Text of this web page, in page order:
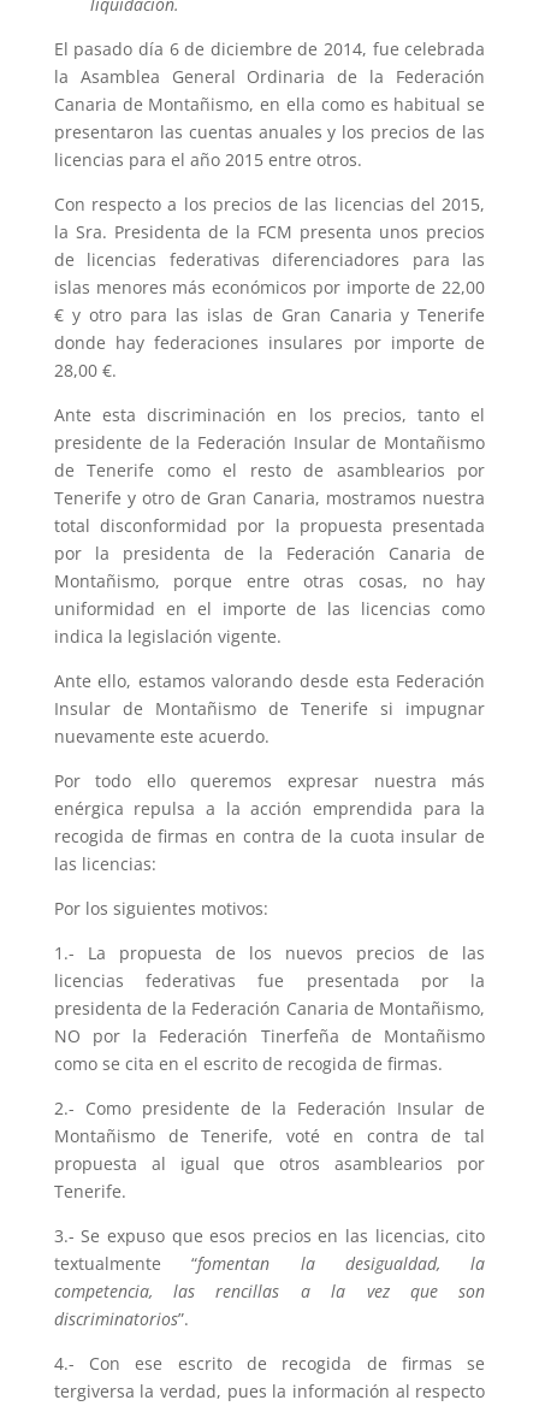
El pasado día 6 de diciembre de 2014, fue celebrada
la Asamblea General Ordinaria de la Federación
Canaria de Montañismo, en ella como es habitual se
presentaron las cuentas anuales y los precios de las
licencias para el año 2015 entre otros.
Con respecto a los precios de las licencias del 2015,
la Sra. Presidenta de la FCM presenta unos precios
de licencias federativas diferenciadores para las
islas menores más económicos por importe de 22,00
€ y otro para las islas de Gran Canaria y Tenerife
donde hay federaciones insulares por importe de
28,00 €.
Ante esta discriminación en los precios, tanto el
presidente de la Federación Insular de Montañismo
de Tenerife como el resto de asamblearios por
Tenerife y otro de Gran Canaria, mostramos nuestra
total disconformidad por la propuesta presentada
por la presidenta de la Federación Canaria de
Montañismo, porque entre otras cosas, no hay
uniformidad en el importe de las licencias como
indica la legislación vigente.
Ante ello, estamos valorando desde esta Federación
Insular de Montañismo de Tenerife si impugnar
nuevamente este acuerdo.
Por todo ello queremos expresar nuestra más
enérgica repulsa a la acción emprendida para la
recogida de firmas en contra de la cuota insular de
las licencias:
Por los siguientes motivos:
1.- La propuesta de los nuevos precios de las
licencias federativas fue presentada por la
presidenta de la Federación Canaria de Montañismo,
NO por la Federación Tinerfeña de Montañismo
como se cita en el escrito de recogida de firmas.
2.- Como presidente de la Federación Insular de
Montañismo de Tenerife, voté en contra de tal
propuesta al igual que otros asamblearios por
Tenerife.
3.- Se expuso que esos precios en las licencias, cito
textualmente “fomentan la desigualdad, la
competencia, las rencillas a la vez que son
discriminatorios”.
4.- Con ese escrito de recogida de firmas se
tergiversa la verdad, pues la información al respecto